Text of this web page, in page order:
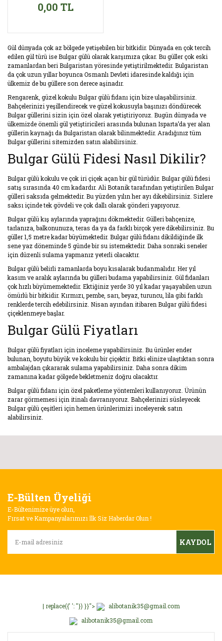
0,00 TL
Gül dünyada çok az bölgede yetişebilen bir bitkidir. Dünyada en çok tercih
edilen gül türü ise Bulgar gülü olarak karşımıza çıkar. Bu güller çok eski
zamanlardan beri Bulgaristan yöresinde yetiştirilmektedir. Bulgaristan
da çok uzun yıllar boyunca Osmanlı Devleti idaresinde kaldığı için
ülkemiz de bu güllere son derece aşinadır.
Rengarenk, güzel kokulu Bulgar gülü fidanı için bize ulaşabilirsiniz.
Bahçelerinizi yeşillendirecek ve güzel kokusuyla başınızı döndürecek
Bulgar güllerini sizin için özel olarak yetiştiriyoruz. Bugün dünyada ve
ülkemizde önemli gül yetiştiricileri arasında bulunan Isparta’da yer alan
güllerin kaynağı da Bulgaristan olarak bilinmektedir. Aradığınız tüm
Bulgar güllerini sitemizden satın alabilirsiniz.
Bulgar Gülü Fidesi Nasıl Dikilir?
Bulgar gülü kokulu ve çok iri çiçek açan bir gül türüdür. Bulgar gülü fidesi
satış sırasında 40 cm kadardır. Ali Botanik tarafından yetiştirilen Bulgar
gülleri saksıda gelmektedir. Bu yüzden yılın her ayı dikebilirsiniz. Sizlere
saksı içinde tek gövdeli ve çok dallı olarak gönderi yapıyoruz.
Bulgar gülü kış aylarında yaprağını dökmektedir. Gülleri bahçenize,
tarlanıza, balkonunuza, teras da ya da farklı birçok yere dikebilirsiniz. Bu
güller 1,5 metre kadar büyümektedir. Bulgar gülü fidanı dikildiğinde ilk
sene yaz döneminde 5 günde bir su istemektedir. Daha sonraki seneler
için düzenli sulama yapmanız yeterli olacaktır.
Bulgar gülü belirli zamanlarda boyu kısalarak budanmalıdır. Her yıl
kasım ve aralık aylarında bu gülleri budama yapabilirsiniz. Gül fidanları
çok hızlı büyümemektedir. Ektiğiniz yerde 30 yıl kadar yaşayabilen uzun
ömürlü bir bitkidir. Kırmızı, pembe, sarı, beyaz, turuncu, lila gibi farklı
renklerde tercih edebilirsiniz. Nisan ayından itibaren Bulgar gülü fidesi
çiçeklenmeye başlar.
Bulgar Gülü Fiyatları
Bulgar gülü fiyatları için inceleme yapabilirsiniz. Bu ürünler ender
bulunan, boyutu büyük ve kokulu bir çiçektir. Bitki elinize ulaştıktan sonra
ambalajdan çıkararak sulama yapabilirsiniz. Daha sonra dikim
zamanına kadar gölgede bekletmeniz doğru olacaktır.
Bulgar gülü fidanı için özel paketleme yöntemleri kullanıyoruz. Ürünün
zarar görmemesi için itinalı davranıyoruz. Bahçelerinizi süsleyecek
Bulgar gülü çeşitleri için hemen ürünlerimizi inceleyerek satın
alabilirsiniz.
E-Bülten Üyeliği
E-Bültenimize üye olun,
Fırsat ve Kampanyalarımızı İlk Siz Haberdar Olun !
KAYDOL
| replace({' ': ''}) }}">
alibotanik35@gmail.com
alibotanik35@gmail.com